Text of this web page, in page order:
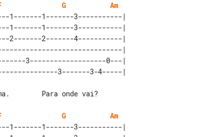
G
Am
1-------1-------3-----------|
1-------1-------3-----------|
2-------2-------4-----------|
|
3-------------------0---|
G
Am
1-------1-------3-----------|